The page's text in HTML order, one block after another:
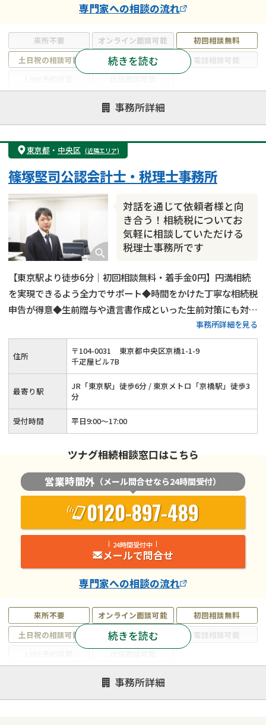
来所不要 オンライン面談可能
初回相談無料
土日祝の相談可能
19時以降電話可能
電話相談可能
遺言書作成・遺言執行
相続放棄
相続登記
遺産分割
遺留分侵害額請求
相続税申告
相続手続き
銀行手続き
成年後見・任意後見
贈与税
生前対策
相続人調査
相続財産調査
相続トラブル
続きを読む
専門家への相談の流れ
事務所詳細
東京都 ・ 中央区 (近隣エリア)
対話を通じて依頼者様と向
き合う！相続税についてお
気軽に相談していただける
税理士事務所です
篠塚堅司公認会計士・税理士事務所
【東京駅より徒歩6分｜初回相談無料・着手金0円】円満相続
を実現できるよう全力でサポート◆時間をかけた丁寧な相続税
申告が得意◆生前贈与や遺言書作成といった生前対策にも対応
可能◆賃貸用不動産や会社（株式）の相続もお任せください◆
相談者様・依頼者様との対話を通じて真摯に対応いたします！
事務所詳細を見る
来所不要 オンライン面談可能
初回相談無料
土日祝の相談可能
19時以降電話可能
電話相談可能
遺言書作成・遺言執行
相続放棄
相続登記
続きを読む
住所 〒104-0031
東京都中央区京橋1-1-9
千疋屋ビル7B
最寄り駅
JR「東京駅」徒歩6分 / 東京メトロ「京橋駅」徒歩3
分
受付時間 平日9:00～17:00
ツナグ相続相談窓口はこちら
営業時間外 （メール問合せなら24時間受付）
0120-897-489
24時間受付中
メールで問合せ
専門家への相談の流れ
事務所詳細